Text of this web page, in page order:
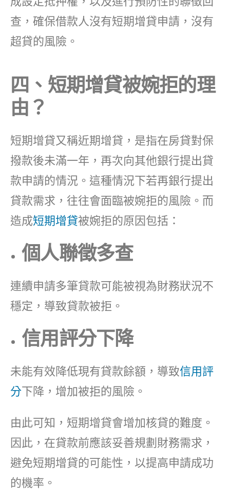
查，確保借款人沒有短期增貸申請，沒有
超貸的風險。
四、短期增貸被婉拒的理
由？
短期增貸又稱近期增貸，是指在房貸對保
撥款後未滿一年，再次向其他銀行提出貸
款申請的情況。這種情況下若再銀行提出
貸款需求，往往會面臨被婉拒的風險。而
造成短期增貸被婉拒的原因包括：
個人聯徵多查
連續申請多筆貸款可能被視為財務狀況不
穩定，導致貸款被拒。
信用評分下降
未能有效降低現有貸款餘額，導致信用評
分下降，增加被拒的風險。
由此可知，短期增貸會增加核貸的難度。
因此，在貸款前應該妥善規劃財務需求，
避免短期增貸的可能性，以提高申請成功
的機率。